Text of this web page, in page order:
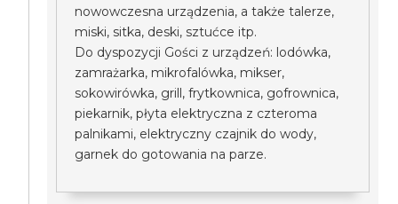
nowowczesna urządzenia, a także talerze,
miski, sitka, deski, sztućce itp.
Do dyspozycji Gości z urządzeń: lodówka,
zamrażarka, mikrofalówka, mikser,
sokowirówka, grill, frytkownica, gofrownica,
piekarnik, płyta elektryczna z czteroma
palnikami, elektryczny czajnik do wody,
garnek do gotowania na parze.